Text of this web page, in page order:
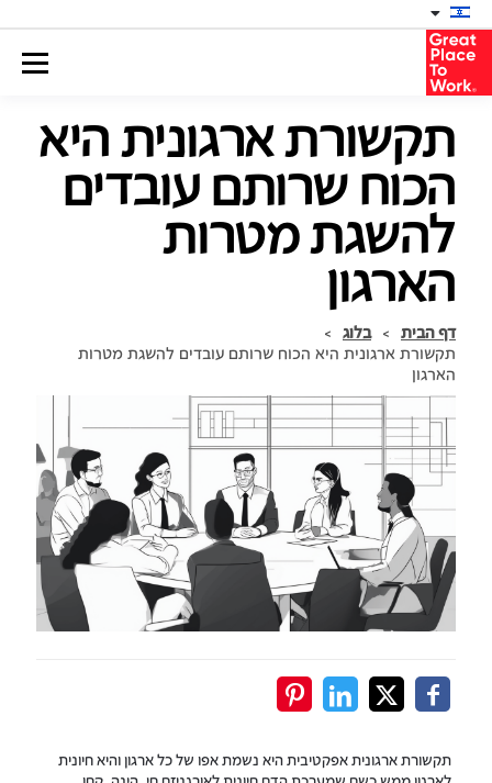
תקשורת ארגונית היא
הכוח שרותם עובדים
להשגת מטרות
הארגון
תקשורת ארגונית היא הכוח שרותם עובדים להשגת מטרות
הארגון
בלוג > דף הבית >
תקשורת ארגונית אפקטיבית היא נשמת אפו של כל ארגון והיא חיונית